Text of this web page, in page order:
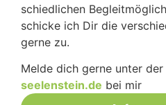
schied­li­chen
schi­cke ich Dir die
ger­ne zu.
Mel­de dich ger­ne unter der
seelenstein.de bei mir